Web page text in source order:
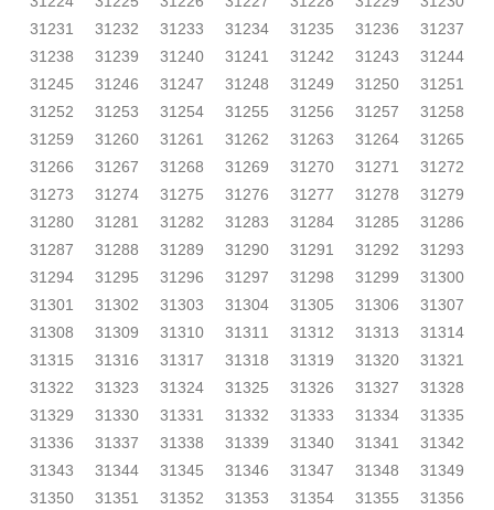
31231
31232 31233 31234 31235 31236
31237
31238
31239 31240 31241 31242 31243
31244
31245
31246 31247 31248 31249 31250
31251
31252
31253 31254 31255 31256 31257
31258
31259
31260 31261 31262 31263 31264
31265
31266
31267 31268 31269 31270 31271
31272
31273
31274 31275 31276 31277 31278
31279
31280
31281 31282 31283 31284 31285
31286
31287
31288 31289 31290 31291 31292
31293
31294
31295 31296 31297 31298 31299
31300
31301
31302 31303 31304 31305 31306
31307
31308
31309 31310 31311 31312 31313
31314
31315
31316 31317 31318 31319 31320
31321
31322
31323 31324 31325 31326 31327
31328
31329
31330 31331 31332 31333 31334
31335
31336
31337 31338 31339 31340 31341
31342
31343
31344 31345 31346 31347 31348
31349
31350
31351 31352 31353 31354 31355
31356